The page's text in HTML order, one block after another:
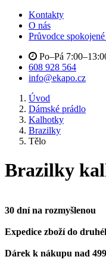
Kontakty
O nás
Průvodce
Po–Pá
608 928 564
info@ekapo.cz
Úvod
Dámské prádlo
Kalhotky
Brazilky
Tělo
Brazilky
30 dní na rozmyšlenou
Expedice zboží do
Dárek k nákupu nad